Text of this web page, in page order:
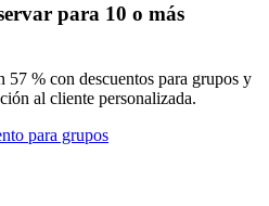
para 10 o más
57 % con descuentos para grupos y
al cliente personalizada.
para grupos